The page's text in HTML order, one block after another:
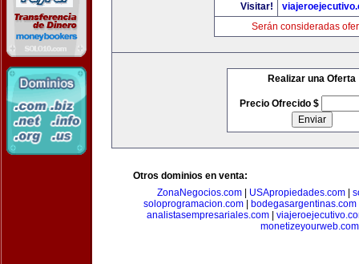
Visitar!
Serán consideradas
Realizar una Oferta
Precio Ofrecido $
Otros dominios en venta:
ZonaNegocios.com
USApropiedades.com
soloprogramacion.com| bodegasargentinas.com
analistasempresariales.com
monetizeyourweb.com